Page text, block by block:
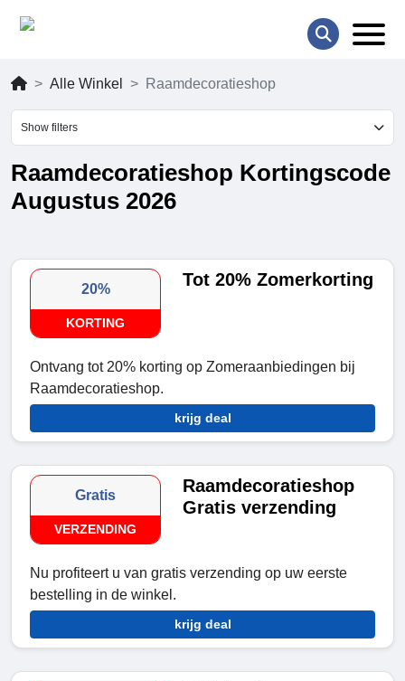
Alle Winkel Raamdecoratieshop
Show filters
Raamdecoratieshop Kortingscode
Augustus 2026
20%
KORTING
Tot 20% Zomerkorting
Ontvang tot 20% korting op Zomeraanbiedingen bij
Raamdecoratieshop.
krijg deal
Gratis
VERZENDING
Raamdecoratieshop
Gratis verzending
Nu profiteert u van gratis verzending op uw eerste
bestelling in de winkel.
krijg deal